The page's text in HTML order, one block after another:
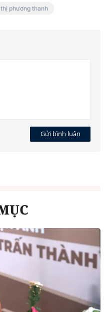
phương thanh
Gửi bình luận